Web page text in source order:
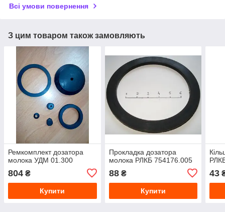
Всі умови повернення
З цим товаром також замовляють
Ремкомплект дозатора
молока УДМ 01.300
804 ₴
Купити
Прокладка дозатора
молока РЛКБ 754176.005
88₴
Купити
43